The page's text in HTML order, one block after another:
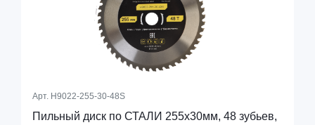
Арт. H9022-255-30-48S
Пильный диск по СТАЛИ 255x30мм, 48 зубьев,